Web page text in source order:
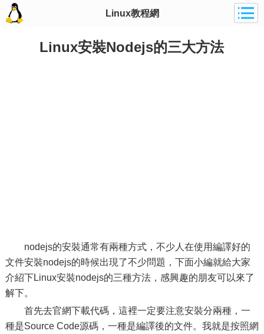
Linux教程網
Linux安裝Nodejs的三大方法
nodejs的安裝通常有兩種方式，不少人在使用編譯好的
文件安裝nodejs的時候出現了不少問題，下面小編就給大家
介紹下Linux安裝nodejs的三種方法，感興趣的朋友可以來了
解下。
首先去官網下載代碼，這裡一定要注意安裝分兩種，一
種是Source Code源碼，一種是編譯後的文件。我就是按照網